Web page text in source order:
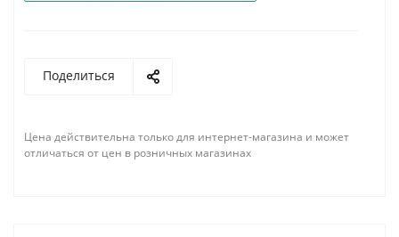
Поделиться
Цена действительна только для интернет-магазина и может
отличаться от цен в розничных магазинах